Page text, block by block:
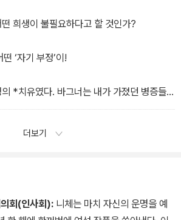
희생이 불필요하다고 할 것인가?
‘자기 부정’이!
*치유였다. 바그너는 내가 가졌던 병증들
다.
더보기
회(인사회): 니체는 마치 자신의 운명을 예